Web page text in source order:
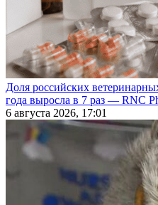
Доля российских
года выросла в 7 раз — RNC
6 августа 2026, 17:01